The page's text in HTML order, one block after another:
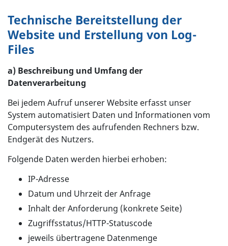
Technische Bereitstellung der
Website und Erstellung von Log-
Files
a) Beschreibung und Umfang der
Datenverarbeitung
Bei jedem Aufruf unserer Website erfasst unser
System automatisiert Daten und Informationen vom
Computersystem des aufrufenden Rechners bzw.
Endgerät des Nutzers.
Folgende Daten werden hierbei erhoben:
IP-Adresse
Datum und Uhrzeit der Anfrage
Inhalt der Anforderung (konkrete Seite)
Zugriffsstatus/HTTP-Statuscode
jeweils übertragene Datenmenge